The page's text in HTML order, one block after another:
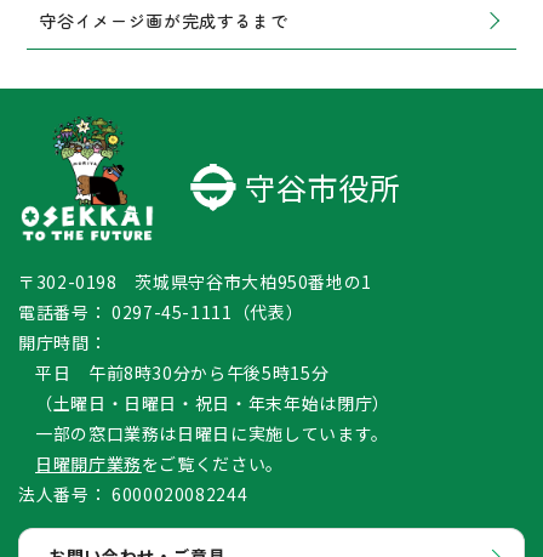
守谷イメージ画が完成するまで
守谷市役所
〒302-0198 茨城県守谷市大柏950番地の1
電話番号： 0297-45-1111（代表）
開庁時間：
平日 午前8時30分から午後5時15分
（土曜日・日曜日・祝日・年末年始は閉庁）
一部の窓口業務は日曜日に実施しています。
日曜開庁業務をご覧ください。
法人番号： 6000020082244